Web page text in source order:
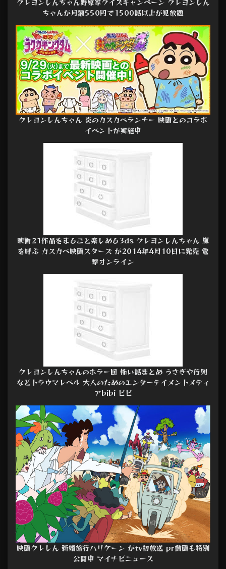
ちゃんが月額550円で1500話以上が見放題
クレヨンしんちゃん 炎のカスカベランナー 映画とのコラボ
イベントが実施中
映画21作品をまるごと楽しめる3ds クレヨンしんちゃん 嵐
を呼ぶ カスカベ映画スターズ が2014年4月10日に発売 電
撃オンライン
クレヨンしんちゃんのホラー回 怖い話まとめ うさぎや行列
などトラウマレベル 大人のためのエンターテイメントメディ
アbibi ビビ
映画クレしん 新婚旅行ハリケーン がtv初放送 pr動画も特別
公開中 マイナビニュース